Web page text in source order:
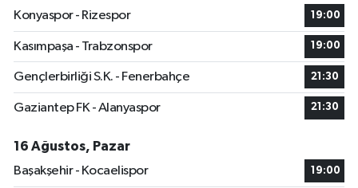
Konyaspor - Rizespor
19:00
Kasımpaşa - Trabzonspor 19:00
Gençlerbirliği S.K. - Fenerbahçe 21:30
Gaziantep FK - Alanyaspor 21:30
16 Ağustos, Pazar
Başakşehir - Kocaelispor
19:00